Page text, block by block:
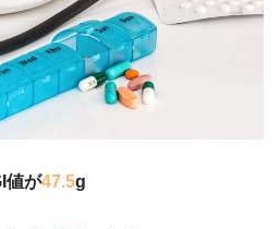
値が47.5g